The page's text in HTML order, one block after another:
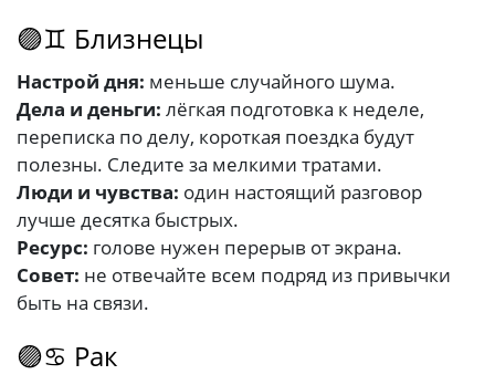
🟣♊ Близнецы
Настрой дня: меньше случайного шума.
Дела и деньги: лёгкая подготовка к неделе,
переписка по делу, короткая поездка будут
полезны. Следите за мелкими тратами.
Люди и чувства: один настоящий разговор
лучше десятка быстрых.
Ресурс: голове нужен перерыв от экрана.
Совет: не отвечайте всем подряд из привычки
быть на связи.
🟣♋ Рак